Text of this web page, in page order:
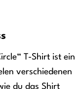
T-Shirt ist ein
verschiedenen
du das Shirt